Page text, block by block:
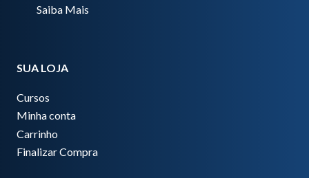
Saiba Mais
SUA LOJA
Cursos
Minha conta
Carrinho
Finalizar Compra